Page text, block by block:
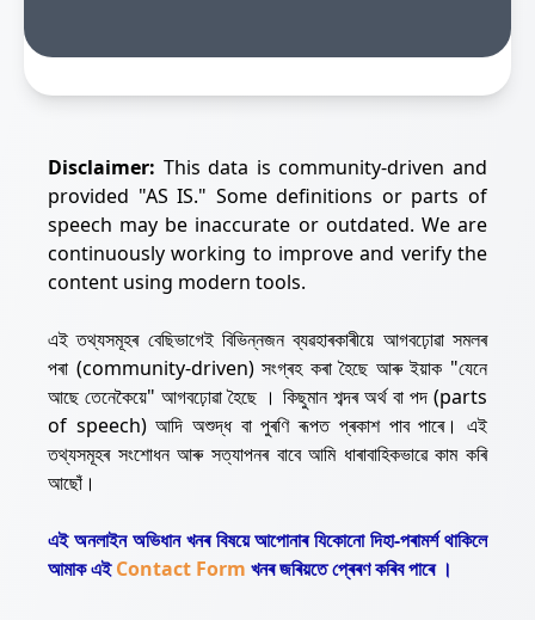
Disclaimer: This data is community-driven and
provided "AS IS." Some definitions or parts of
speech may be inaccurate or outdated. We are
continuously working to improve and verify the
content using modern tools.
এই তথ্যসমূহৰ বেছিভাগেই বিভিন্নজন ব্যৱহাৰকাৰীয়ে আগবঢ়োৱা সমলৰ
পৰা (community-driven) সংগ্ৰহ কৰা হৈছে আৰু ইয়াক "যেনে
আছে তেনেকৈয়ে" আগবঢ়োৱা হৈছে । কিছুমান শব্দৰ অৰ্থ বা পদ (parts
of speech) আদি অশুদ্ধ বা পুৰণি ৰূপত প্ৰকাশ পাব পাৰে। এই
তথ্যসমূহৰ সংশোধন আৰু সত্যাপনৰ বাবে আমি ধাৰাবাহিকভাৱে কাম কৰি
আছোঁ।
এই অনলাইন অভিধান খনৰ বিষয়ে আপোনাৰ যিকোনো দিহা-পৰামৰ্শ থাকিলে
আমাক এইContact Form খনৰ জৰিয়তে প্ৰেৰণ কৰিব পাৰে ।